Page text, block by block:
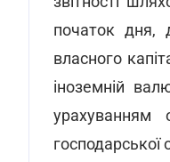
початок дня,
власного
іноземній
урахуванням
господарської